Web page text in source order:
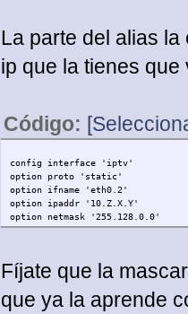
La parte del alias la
ip que la tienes
Código:
config interface 'iptv'
option proto 'static'
option ifname 'eth0.2'
option ipaddr '10.Z.X.Y'
option netmask '255.128.0.0'
Fíjate que la
que ya la aprende